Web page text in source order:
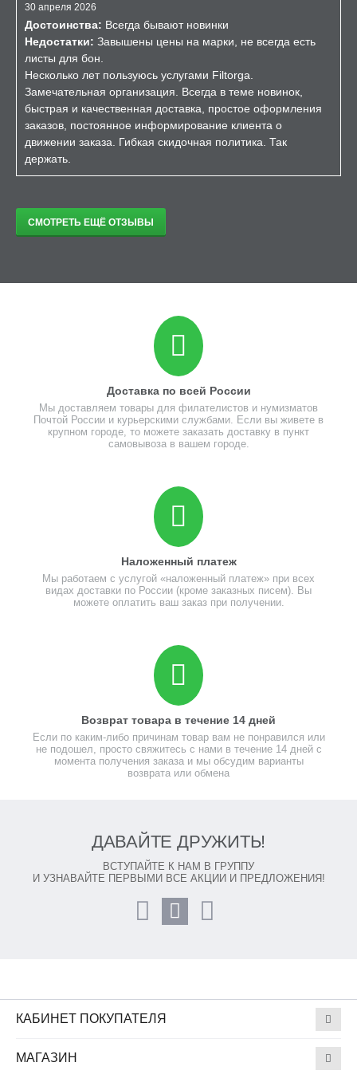
30 апреля 2026
Достоинства: Всегда бывают новинки
Недостатки: Завышены цены на марки, не всегда есть
листы для бон.
Несколько лет пользуюсь услугами Filtorga.
Замечательная организация. Всегда в теме новинок,
быстрая и качественная доставка, простое оформления
заказов, постоянное информирование клиента о
движении заказа. Гибкая скидочная политика. Так
держать.
СМОТРЕТЬ ЕЩЁ ОТЗЫВЫ
Доставка по всей России
Мы доставляем товары для филателистов и нумизматов
Почтой России и курьерскими службами. Если вы живете в
крупном городе, то можете заказать доставку в пункт
самовывоза в вашем городе.
Наложенный платеж
Мы работаем с услугой «наложенный платеж» при всех
видах доставки по России (кроме заказных писем). Вы
можете оплатить ваш заказ при получении.
Возврат товара в течение 14 дней
Если по каким-либо причинам товар вам не понравился или
не подошел, просто свяжитесь с нами в течение 14 дней с
момента получения заказа и мы обсудим варианты
возврата или обмена
ДАВАЙТЕ ДРУЖИТЬ!
ВСТУПАЙТЕ К НАМ В ГРУППУ
И УЗНАВАЙТЕ ПЕРВЫМИ ВСЕ АКЦИИ И ПРЕДЛОЖЕНИЯ!
КАБИНЕТ ПОКУПАТЕЛЯ
МАГАЗИН